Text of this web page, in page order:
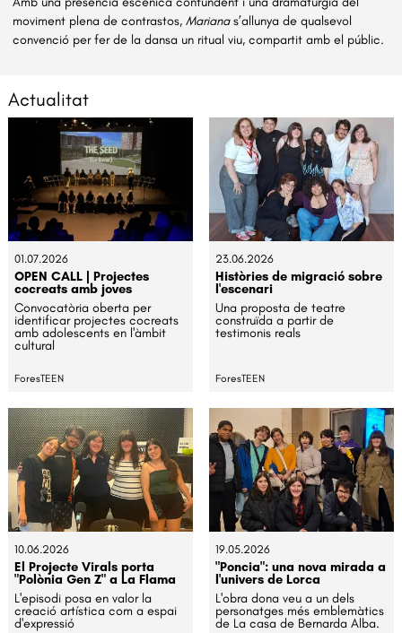
moviment plena de contrastos,Marianas’allunya de qualsevol
convenció per fer de la dansa un ritual viu, compartit amb el públic.
Actualitat
01.07.2026
OPEN CALL | Projectes
cocreats amb joves
Convocatòria oberta per
identificar projectes cocreats
amb adolescents en l'àmbit
cultural
ForesTEEN
23.06.2026
Històries de migració sobre
l'escenari
Una proposta de teatre
construïda a partir de
testimonis reals
ForesTEEN
10.06.2026
El Projecte Virals porta
"Polònia Gen Z" a La Flama
L'episodi posa en valor la
creació artística com a espai
d'expressió
19.05.2026
"Poncia": una nova mirada a
l'univers de Lorca
L'obra dona veu a un dels
personatges més emblemàtics
de La casa de Bernarda Alba.